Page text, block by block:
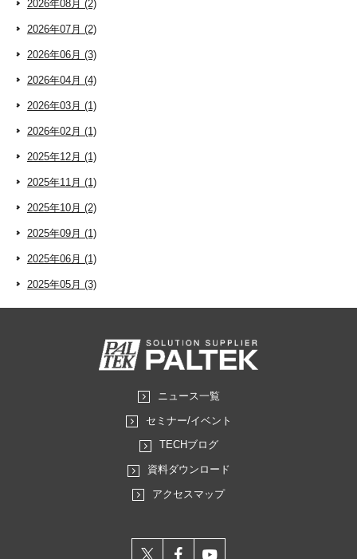
2026年08月 (2)
2026年07月 (2)
2026年06月 (3)
2026年04月 (4)
2026年03月 (1)
2026年02月 (1)
2025年12月 (1)
2025年11月 (1)
2025年10月 (2)
2025年09月 (1)
2025年06月 (1)
2025年05月 (3)
ニュース一覧
セミナー/イベント
TECHブログ
資料ダウンロード
アクセスマップ
X facebook